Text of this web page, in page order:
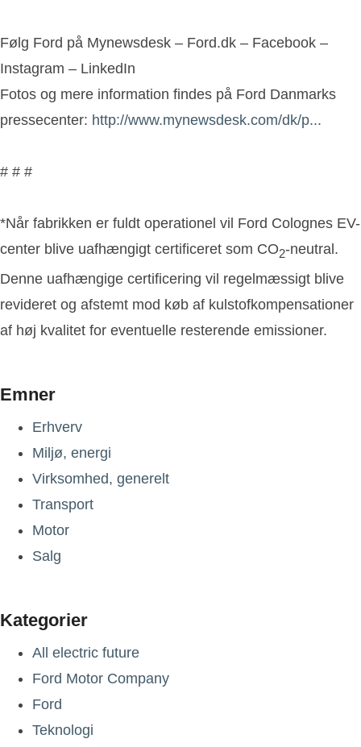
Følg Ford på Mynewsdesk – Ford.dk – Facebook –
Instagram – LinkedIn
Fotos og mere information findes på Ford Danmarks
pressecenter: http://www.mynewsdesk.com/dk/p...
# # #
*Når fabrikken er fuldt operationel vil Ford Colognes EV-
center blive uafhængigt certificeret som CO2-neutral.
Denne uafhængige certificering vil regelmæssigt blive
revideret og afstemt mod køb af kulstofkompensationer
af høj kvalitet for eventuelle resterende emissioner.
Emner
Erhverv
Miljø, energi
Virksomhed, generelt
Transport
Motor
Salg
Kategorier
All electric future
Ford Motor Company
Ford
Teknologi